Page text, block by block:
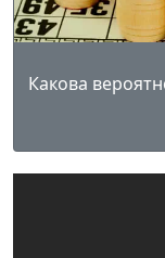
Какова